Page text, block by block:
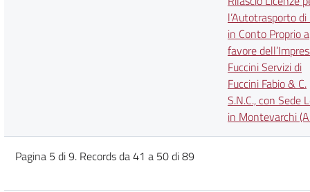
l’Autotrasporto di
in Conto Proprio a
favore
Fuccini Servizi di
Fuccini Fabio & C.
S.N.C., con Sede
in Montevarchi
Pagina 5 di 9. Records da 41 a 50 di 89